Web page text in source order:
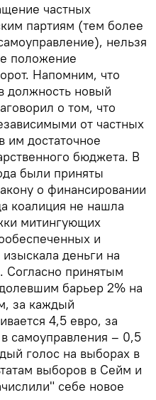
частных
партиям (тем более
нельзя
положение
Напомним, что
должность новый
о том, что
от частных
им достаточное
бюджета. В
были приняты
о финансировании
коалиция не нашла
митингующих
и
деньги на
Согласно принятым
барьер 2% на
за каждый
4,5 евро, за
самоуправления – 0,5
голос на выборах в
выборов в Сейм и
себе новое